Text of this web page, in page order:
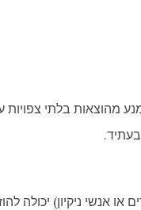
מהוצאות בלתי צפויות
ניקיון) יכולה